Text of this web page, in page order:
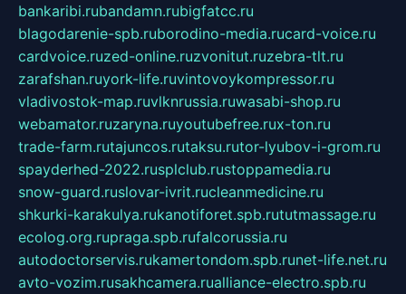
bankaribi.rubandamn.rubigfatcc.ru
blagodarenie-spb.ruborodino-media.rucard-voice.ru
cardvoice.ruzed-online.ruzvonitut.ruzebra-tlt.ru
zarafshan.ruyork-life.ruvintovoykompressor.ru
vladivostok-map.ruvlknrussia.ruwasabi-shop.ru
webamator.ruzaryna.ruyoutubefree.rux-ton.ru
trade-farm.rutajuncos.rutaksu.rutor-lyubov-i-grom.ru
spayderhed-2022.rusplclub.rustoppamedia.ru
snow-guard.ruslovar-ivrit.rucleanmedicine.ru
shkurki-karakulya.rukanotiforet.spb.rututmassage.ru
ecolog.org.rupraga.spb.rufalcorussia.ru
autodoctorservis.rukamertondom.spb.runet-life.net.ru
avto-vozim.rusakhcamera.rualliance-electro.spb.ru